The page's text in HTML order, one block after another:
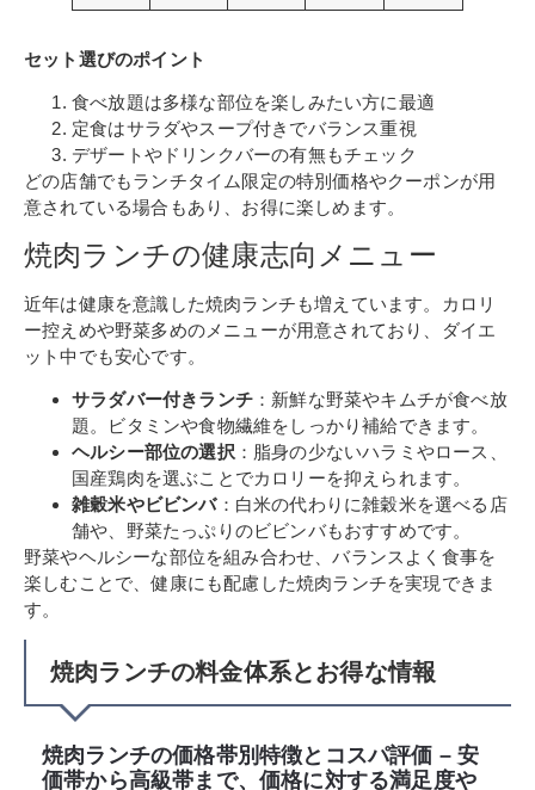
セット選びのポイント
食べ放題は多様な部位を楽しみたい方に最適
定食はサラダやスープ付きでバランス重視
デザートやドリンクバーの有無もチェック
どの店舗でもランチタイム限定の特別価格やクーポンが用
意されている場合もあり、お得に楽しめます。
焼肉ランチの健康志向メニュー
近年は健康を意識した焼肉ランチも増えています。カロリ
ー控えめや野菜多めのメニューが用意されており、ダイエ
ット中でも安心です。
サラダバー付きランチ ：新鮮な野菜やキムチが食べ放
題。ビタミンや食物繊維をしっかり補給できます。
ヘルシー部位の選択 ：脂身の少ないハラミやロース、
国産鶏肉を選ぶことでカロリーを抑えられます。
雑穀米やビビンバ：白米の代わりに雑穀米を選べる店
舗や、野菜たっぷりのビビンバもおすすめです。
野菜やヘルシーな部位を組み合わせ、バランスよく食事を
楽しむことで、健康にも配慮した焼肉ランチを実現できま
す。
焼肉ランチの料金体系とお得な情報
焼肉ランチの価格帯別特徴とコスパ評価 – 安
価帯から高級帯まで、価格に対する満足度や